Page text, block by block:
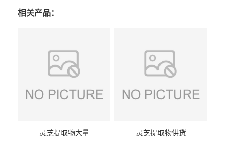
相关产品：
灵芝提取物大量 灵芝提取物供货